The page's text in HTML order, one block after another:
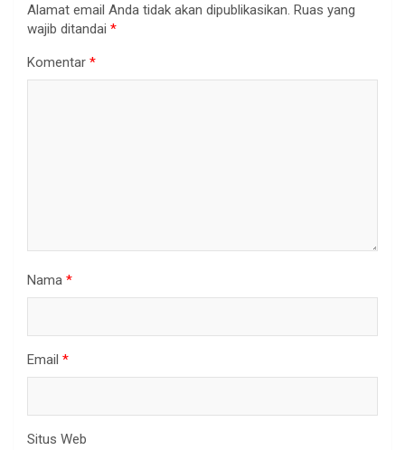
Alamat email Anda tidak akan dipublikasikan. Ruas yang
wajib ditandai *
Komentar *
Nama *
Email *
Situs Web